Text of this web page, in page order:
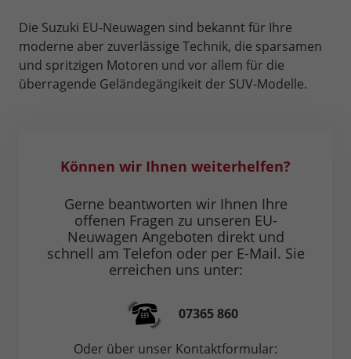
Die Suzuki EU-Neuwagen sind bekannt für Ihre
moderne aber zuverlässige Technik, die sparsamen
und spritzigen Motoren und vor allem für die
überragende Geländegängikeit der SUV-Modelle.
Können wir Ihnen weiterhelfen?
Gerne beantworten wir Ihnen Ihre
offenen Fragen zu unseren EU-
Neuwagen Angeboten direkt und
schnell am Telefon oder per E-Mail. Sie
erreichen uns unter:
07365 860
Oder über unser Kontaktformular: